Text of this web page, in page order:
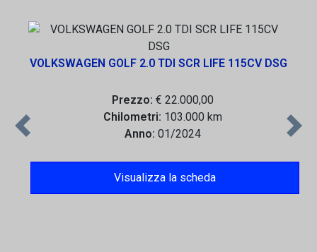
VOLKSWAGEN GOLF 2.0 TDI SCR LIFE 115CV DSG
Prezzo: € 22.000,00
Chilometri: 103.000 km
Anno: 01/2024
Visualizza la scheda
Previous Next